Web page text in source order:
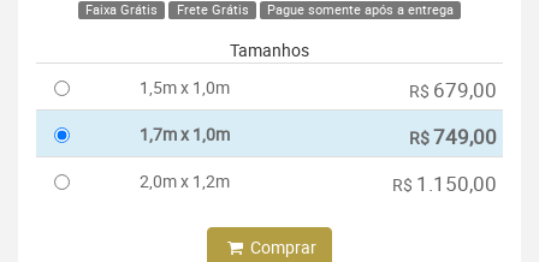
Faixa Grátis Frete Grátis Pague somente após a entrega
Tamanhos
1,5m x 1,0m
R$ 679,00
1,7m x 1,0m R$749,00
2,0m x 1,2m R$ 1.150,00
Comprar